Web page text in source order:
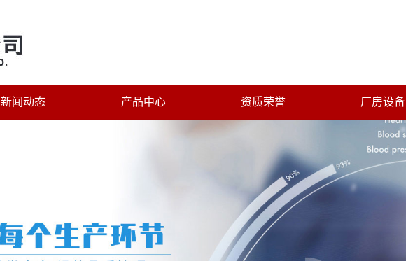
新闻动态 产品中心 资质荣誉 厂房设备